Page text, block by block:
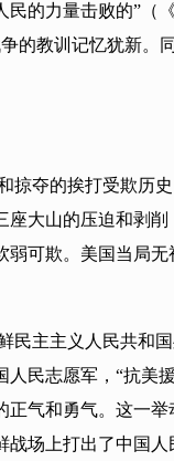
的力量击败的”（
的教训记忆犹新。
掠夺的挨打受欺历
座大山的压迫和剥
可欺。美国当局
民主主义人民共和
民志愿军，“抗美
气和勇气。这一
场上打出了中国